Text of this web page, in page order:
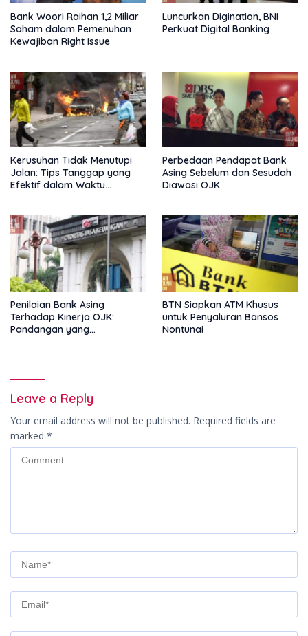
Bank Woori Raihan 1,2 Miliar
Saham dalam Pemenuhan
Kewajiban Right Issue
Luncurkan Digination, BNI
Perkuat Digital Banking
Kerusuhan Tidak Menutupi
Jalan: Tips Tanggap yang
Efektif dalam Waktu
Perbedaan Pendapat Bank
Asing Sebelum dan Sesudah
Diawasi OJK
Penilaian Bank Asing
Terhadap Kinerja OJK:
Pandangan yang
BTN Siapkan ATM Khusus
untuk Penyaluran Bansos
Nontunai
Leave a Reply
Your email address will not be published. Required fields are
marked *